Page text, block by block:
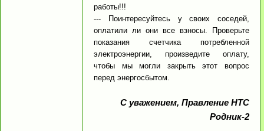
работы!!!
--- Поинтересуйтесь у своих соседей,
оплатили ли они все взносы. Проверьте
показания счетчика потребленной
электроэнергии, произведите оплату,
чтобы мы могли закрыть этот вопрос
перед энергосбытом.
С уважением, Правление НТС
Родник-2